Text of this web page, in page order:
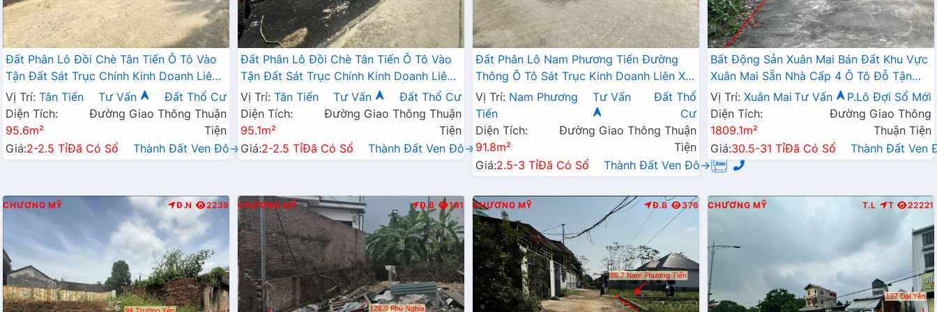
Đất Phân Lô Đồi Chè Tân Tiến Ô Tô Vào
Tận Đất Sát Trục Chính Kinh Doanh Liên
Xã Ngay Gần QL21A
Vị Trí: Tân Tiến Tư Vấn
Đất Thổ Cư
Diện Tích:
95.6m²
Đường Giao Thông Thuận
Tiện
Giá:2-2.5 TỉĐã Có Sổ Thành Đất Ven Đô→
Đất Phân Lô Đồi Chè Tân Tiến Ô Tô Vào
Tận Đất Sát Trục Chính Kinh Doanh Liên
Xã Ngay Gần QL21A
Vị Trí: Tân Tiến Tư Vấn
Đất Thổ Cư
Diện Tích:
95.1m²
Đường Giao Thông Thuận
Tiện
Giá:2-2.5 TỉĐã Có Sổ Thành Đất Ven Đô→
Đất Phân Lô Nam Phương Tiến Đường
Thông Ô Tô Sát Trục Kinh Doanh Liên Xã
Ngay Gần QL21A
Vị Trí: Nam Phương
Tiến
Tư Vấn
Đất Thổ
Cư
Diện Tích:
91.8m²
Đường Giao Thông Thuận
Tiện
Giá:2.5-3 TỉĐã Có Sổ Thành Đất Ven Đô→
Bất Động Sản Xuân Mai Bán Đất Khu Vực
Xuân Mai Sẵn Nhà Cấp 4 Ô Tô Đỗ Tận
Đất Làn 2 Đường QL6A
Vị Trí: Xuân Mai Tư Vấn
P.Lô Đợi Sổ Mới
Diện Tích:
1809.1m²
Đường Giao Thông
Thuận Tiện
Giá:30.5-31 TỉĐã Có Sổ Thành Đất Ven
CHƯƠNG MỸ Đ.N 2239 CHƯƠNG MỸ Đ.B 191 CHƯƠNG MỸ Đ.B 376 CHƯƠNG MỸ T.L T 22221